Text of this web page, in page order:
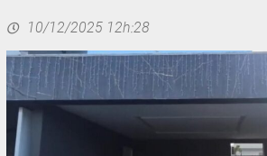
10/12/2025 12h:28